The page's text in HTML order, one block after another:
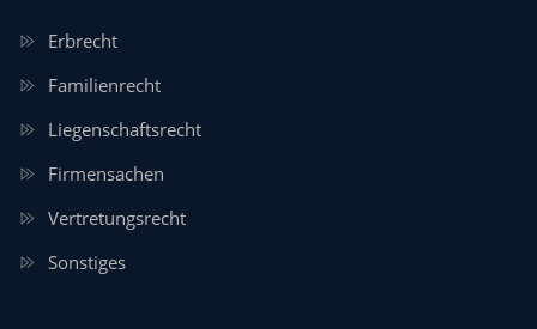
Erbrecht
Familienrecht
Liegenschaftsrecht
Firmensachen
Vertretungsrecht
Sonstiges